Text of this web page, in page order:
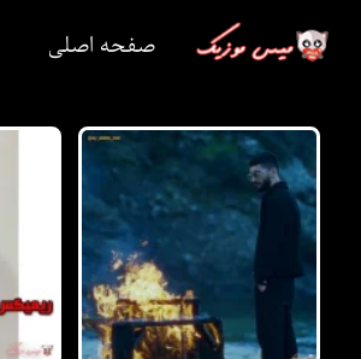
صفحه اصلی